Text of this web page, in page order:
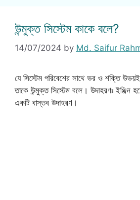
উন্মুক্ত সিস্টেম কাকে বলে?
14/07/2024 by Md. Saifur
যে সিস্টেম পরিবেশের সাথে ভর ও শক্তি উভয়ই
তাকে উন্মুক্ত সিস্টেম বলে। উদাহরণঃ ইঞ্জিন
একটি বাস্তব উদাহরণ।